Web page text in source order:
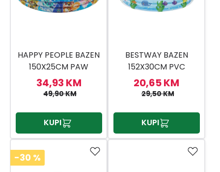
HAPPY PEOPLE BAZEN
150X25CM PAW
PATROL
34,93 KM
49,90 KM
KUPI
BESTWAY BAZEN
152X30CM PVC
20,65 KM
29,50 KM
KUPI
-30 %